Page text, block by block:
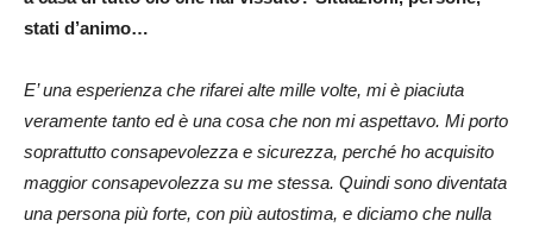
stati d’animo…
E’ una esperienza che rifarei alte mille volte, mi è piaciuta
veramente tanto ed è una cosa che non mi aspettavo. Mi porto
soprattutto consapevolezza e sicurezza, perché ho acquisito
maggior consapevolezza su me stessa. Quindi sono diventata
una persona più forte, con più autostima, e diciamo che nulla